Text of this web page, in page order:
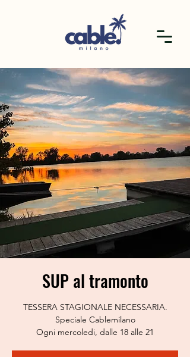
SUP al tramonto
TESSERA STAGIONALE NECESSARIA.
Speciale Cablemilano
Ogni mercoledi, dalle 18 alle 21